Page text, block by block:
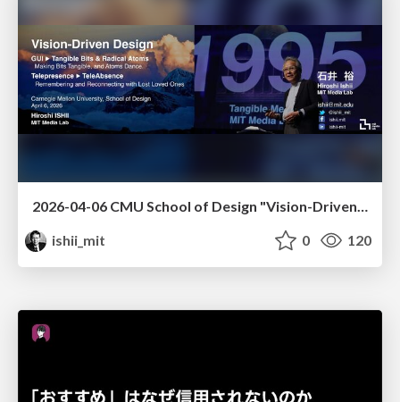
2026-04-06 CMU School of Design "Vision-Driven Design"
ishii_mit
0 120